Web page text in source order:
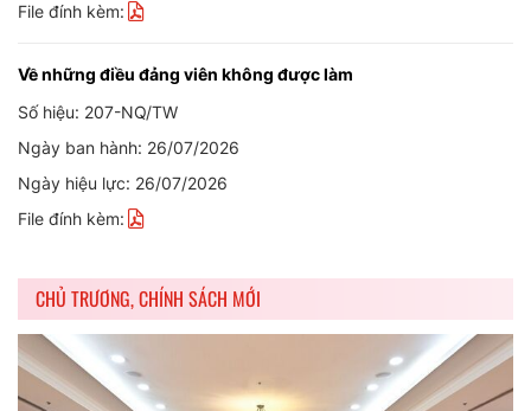
File đính kèm:
Về những điều đảng viên không được làm
Số hiệu: 207-NQ/TW
Ngày ban hành: 26/07/2026
Ngày hiệu lực: 26/07/2026
File đính kèm:
CHỦ TRƯƠNG, CHÍNH SÁCH MỚI